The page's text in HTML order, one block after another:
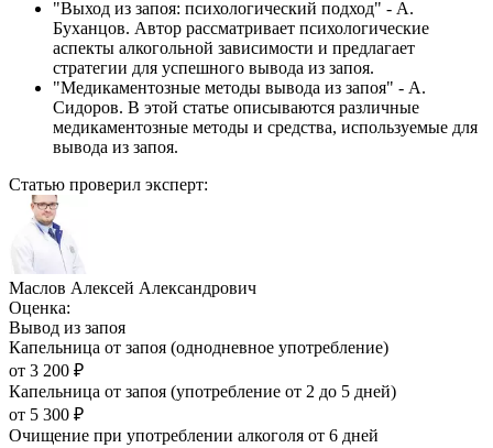
"Выход из запоя: психологический подход" - А.
Буханцов. Автор рассматривает психологические
аспекты алкогольной зависимости и предлагает
стратегии для успешного вывода из запоя.
"Медикаментозные методы вывода из запоя" - А.
Сидоров. В этой статье описываются различные
медикаментозные методы и средства, используемые для
вывода из запоя.
Статью проверил эксперт:
Маслов Алексей Александрович
Оценка:
Вывод из запоя
Капельница от запоя (однодневное употребление)
от 3 200 ₽
Капельница от запоя (употребление от 2 до 5 дней)
от 5 300 ₽
Очищение при употреблении алкоголя от 6 дней